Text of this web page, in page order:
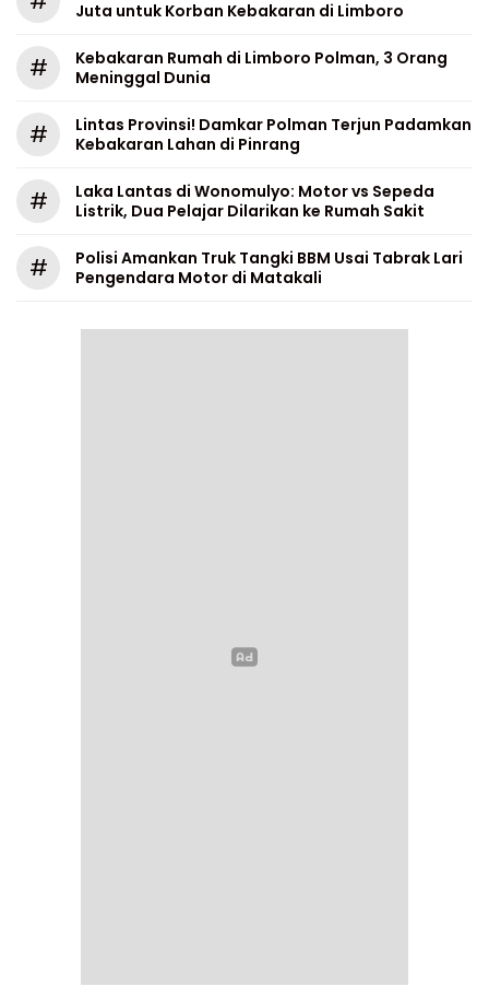
Juta untuk Korban Kebakaran di Limboro
#
Kebakaran Rumah di Limboro Polman, 3 Orang
Meninggal Dunia
#
Lintas Provinsi! Damkar Polman Terjun Padamkan
Kebakaran Lahan di Pinrang
#
Laka Lantas di Wonomulyo: Motor vs Sepeda
Listrik, Dua Pelajar Dilarikan ke Rumah Sakit
#
Polisi Amankan Truk Tangki BBM Usai Tabrak Lari
Pengendara Motor di Matakali